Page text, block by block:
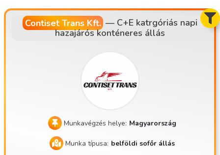
Contiset Trans Kft. — C+E katrgóriás napi
hazajárós konténeres állás
Munkavégzés helye: Magyarország
Munka típusa: belföldi sofőr állás